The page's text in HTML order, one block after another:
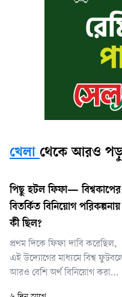
খেলা থেকে আরও
পিছু হটল ফিফা— বিশ্বকাপের
বিতর্কিত বিনিয়োগ পরিকল্পনায়
কী ছিল?
প্রথম দিকে ফিফা দাবি করেছিল,
এই উদ্যোগের মাধ্যমে বিশ্ব
আরও বেশি অর্থ বিনিয়োগ করা